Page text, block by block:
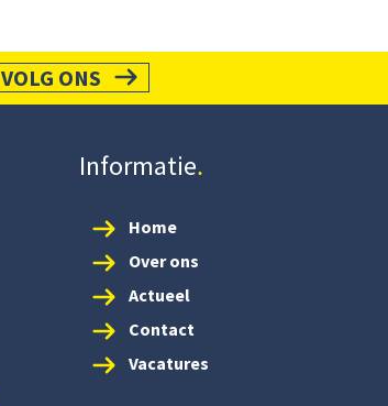
VOLG ONS
Informatie
Home
Over ons
Actueel
Contact
Vacatures